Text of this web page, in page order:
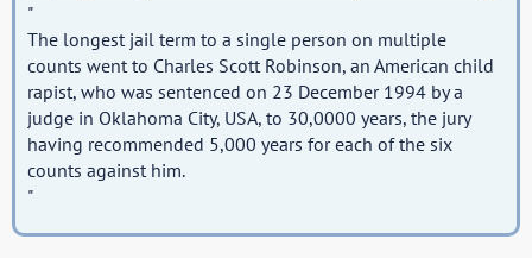
"
The longest jail term to a single person on multiple
counts went to Charles Scott Robinson, an American child
rapist, who was sentenced on 23 December 1994 by a
judge in Oklahoma City, USA, to 30,0000 years, the jury
having recommended 5,000 years for each of the six
counts against him.
"